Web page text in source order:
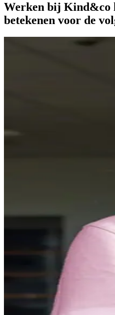
Werken bij Kind&co
betekenen voor de